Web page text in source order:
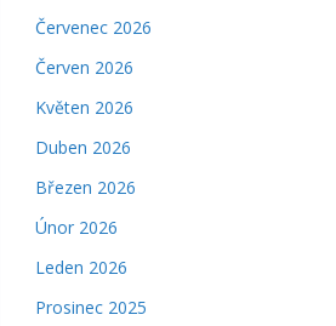
Červenec 2026
Červen 2026
Květen 2026
Duben 2026
Březen 2026
Únor 2026
Leden 2026
Prosinec 2025